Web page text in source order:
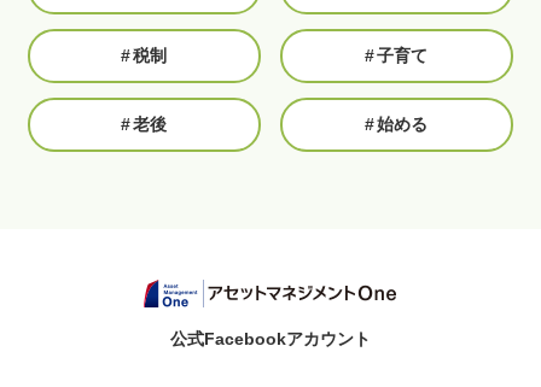
#税制 #子育て
#老後 #始める
公式Facebookアカウント